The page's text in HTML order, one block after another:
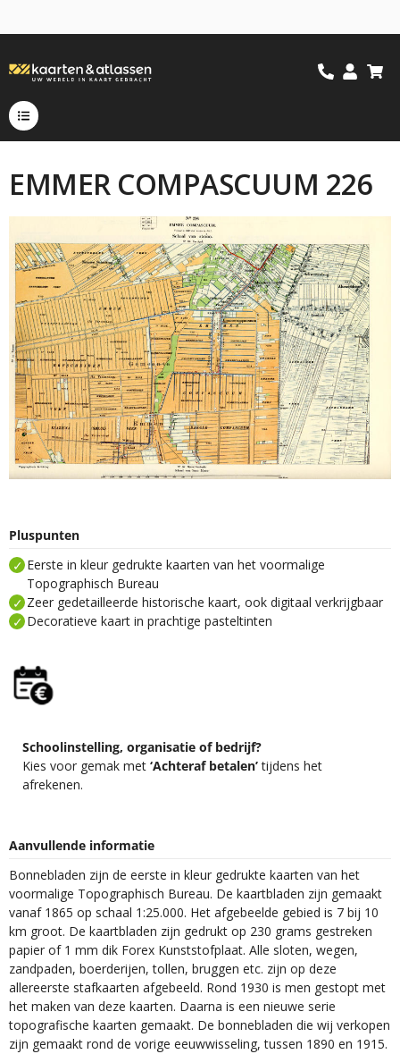
EMMER COMPASCUUM 226
Pluspunten
Eerste in kleur gedrukte kaarten van het voormalige
Topographisch Bureau
Zeer gedetailleerde historische kaart, ook digitaal verkrijgbaar
Decoratieve kaart in prachtige pasteltinten
Schoolinstelling, organisatie of bedrijf?
Kies voor gemak met ‘Achteraf betalen’tijdens het
afrekenen.
Aanvullende informatie
Bonnebladen zijn de eerste in kleur gedrukte kaarten van het
voormalige Topographisch Bureau. De kaartbladen zijn gemaakt
vanaf 1865 op schaal 1:25.000. Het afgebeelde gebied is 7 bij 10
km groot. De kaartbladen zijn gedrukt op 230 grams gestreken
papier of 1 mm dik Forex Kunststofplaat. Alle sloten, wegen,
zandpaden, boerderijen, tollen, bruggen etc. zijn op deze
allereerste stafkaarten afgebeeld. Rond 1930 is men gestopt met
het maken van deze kaarten. Daarna is een nieuwe serie
topografische kaarten gemaakt. De bonnebladen die wij verkopen
zijn gemaakt rond de vorige eeuwwisseling, tussen 1890 en 1915.